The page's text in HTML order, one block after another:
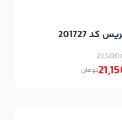
201727
تومان